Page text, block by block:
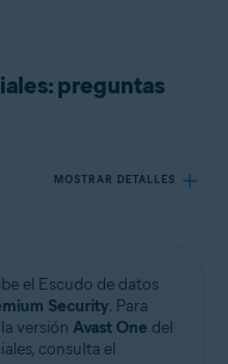
preguntas
MOSTRAR DETALLES
el Escudo de datos
Security. Para
versión Avast One del
consulta el